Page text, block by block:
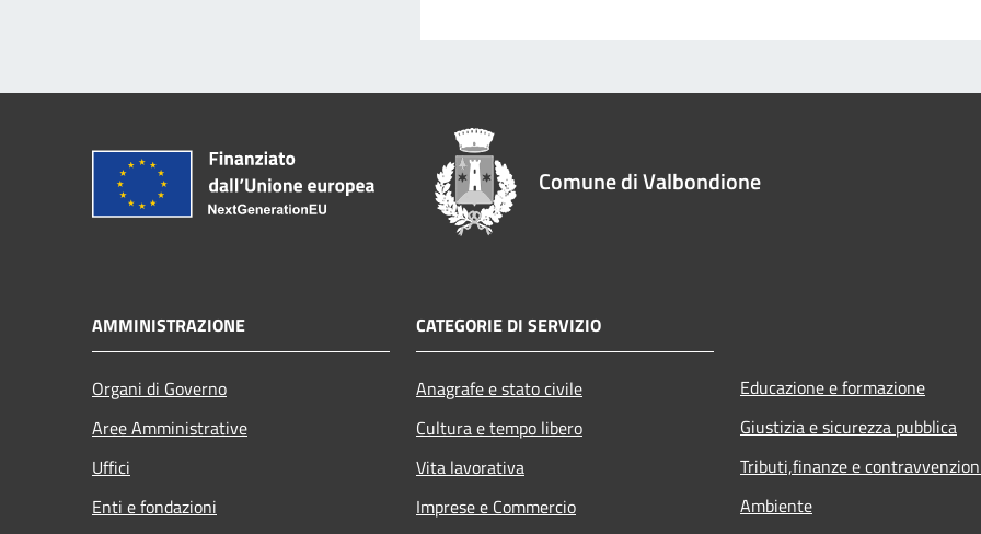
Comune di Valbondione
AMMINISTRAZIONE
Organi di Governo
Aree Amministrative
Uffici
Enti e fondazioni
CATEGORIE DI SERVIZIO
Anagrafe e stato civile
Cultura e tempo libero
Vita lavorativa
Imprese e Commercio
Educazione e formazione
Giustizia e sicurezza pubblica
Tributi,finanze e
Ambiente